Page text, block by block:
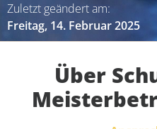
Zuletzt geändert am:
Freitag, 14. Februar 2025
Über